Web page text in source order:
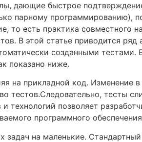
дающие быстрое
парному программированию),
то есть практика
В этой статье приводится
созданными тестами.
показано ниже.
на прикладной код.
тестов.Следовательно, тесты
технологий позволяет
программного
на маленькие.